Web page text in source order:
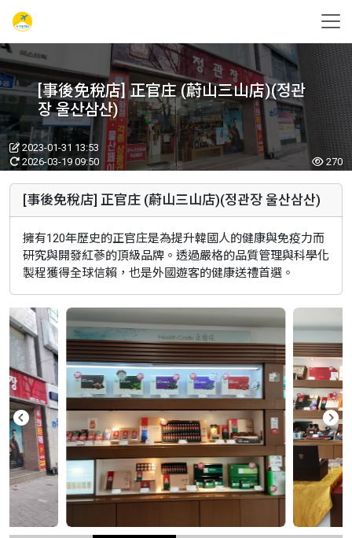
[事後免稅店] 正官庄 (蔚山三山店)(정관
장 울산삼산)
2023-01-31 13:53
2026-03-19 09:50
270
[事後免稅店] 正官庄 (蔚山三山店)(정관장 울산삼산)
擁有120年歷史的正官庄是為提升韓國人的健康與免疫力而
研究與開發紅蔘的頂級品牌。透過嚴格的品質管理與科學化
製程獲得全球信賴，也是外國遊客的健康送禮首選。